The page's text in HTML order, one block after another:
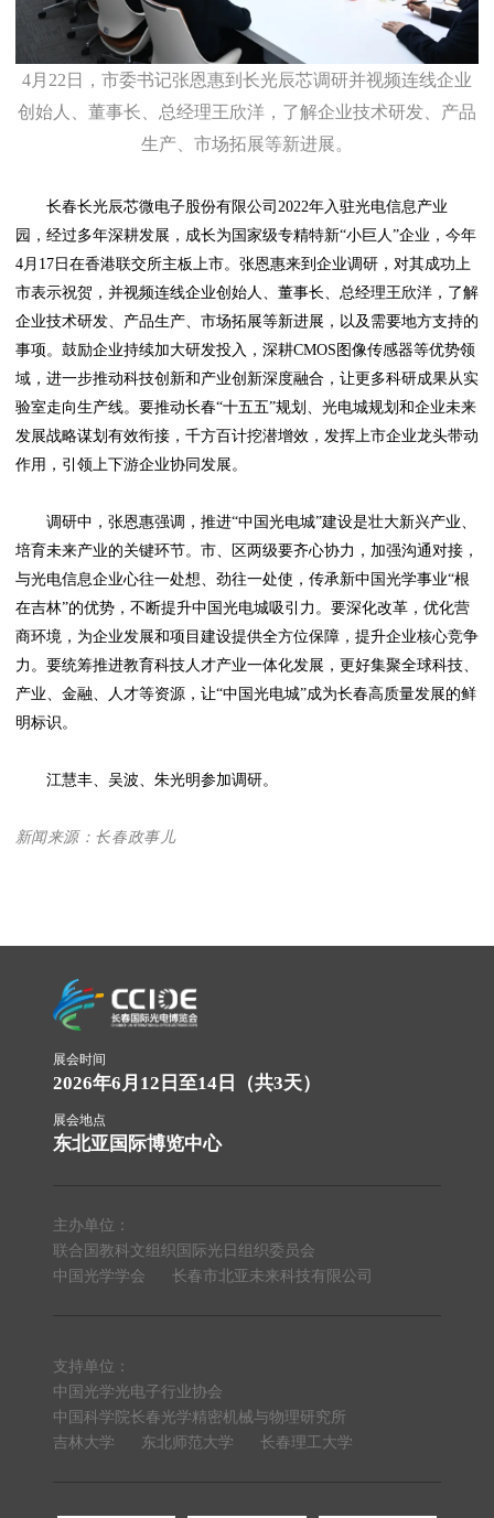
4月22日，市委书记张恩惠到长光辰芯调研并视频连线企业
创始人、董事长、总经理王欣洋，了解企业技术研发、产品
生产、市场拓展等新进展。
长春长光辰芯微电子股份有限公司2022年入驻光电信息产业
园，经过多年深耕发展，成长为国家级专精特新“小巨人”企业，今年
4月17日在香港联交所主板上市。张恩惠来到企业调研，对其成功上
市表示祝贺，并视频连线企业创始人、董事长、总经理王欣洋，了解
企业技术研发、产品生产、市场拓展等新进展，以及需要地方支持的
事项。鼓励企业持续加大研发投入，深耕CMOS图像传感器等优势领
域，进一步推动科技创新和产业创新深度融合，让更多科研成果从实
验室走向生产线。要推动长春“十五五”规划、光电城规划和企业未来
发展战略谋划有效衔接，千方百计挖潜增效，发挥上市企业龙头带动
作用，引领上下游企业协同发展。
调研中，张恩惠强调，推进“中国光电城”建设是壮大新兴产业、
培育未来产业的关键环节。市、区两级要齐心协力，加强沟通对接，
与光电信息企业心往一处想、劲往一处使，传承新中国光学事业“根
在吉林”的优势，不断提升中国光电城吸引力。要深化改革，优化营
商环境，为企业发展和项目建设提供全方位保障，提升企业核心竞争
力。要统筹推进教育科技人才产业一体化发展，更好集聚全球科技、
产业、金融、人才等资源，让“中国光电城”成为长春高质量发展的鲜
明标识。
江慧丰、吴波、朱光明参加调研。
新闻来源：长春政事儿
展会时间
2026年6月12日至14日（共3天）
展会地点
东北亚国际博览中心
主办单位：
联合国教科文组织国际光日组织委员会
中国光学学会
长春市北亚未来科技有限公司
支持单位：
中国光学光电子行业协会
中国科学院长春光学精密机械与物理研究所
吉林大学
东北师范大学 长春理工大学